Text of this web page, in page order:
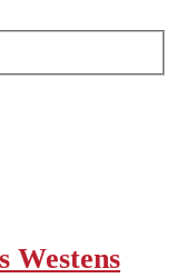
Westens